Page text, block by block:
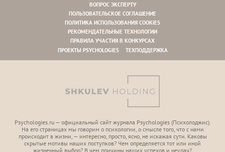
ВОПРОС ЭКСПЕРТУ
ПОЛЬЗОВАТЕЛЬСКОЕ СОГЛАШЕНИЕ
ПОЛИТИКА ИСПОЛЬЗОВАНИЯ COOKIES
РЕКОМЕНДАТЕЛЬНЫЕ ТЕХНОЛОГИИ
ПРАВИЛА УЧАСТИЯ В КОНКУРСАХ
ПРОЕКТЫ PSYCHOLOGIES
ТЕХПОДДЕРЖКА
Psychologies.ru — официальный сайт журнала Psychologies (Психoлоджиc).
На его страницах мы говорим о психологии, о смысле того, что с нами
происходит в жизни, — интересно, просто, ясно, не искажая сути. Каковы
скрытые мотивы наших поступков? Чем определяется тот или иной
жизненный выбор? В чем причины наших успехов и неудач?